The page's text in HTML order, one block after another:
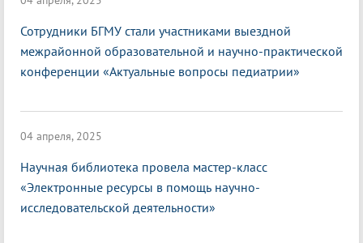
Сотрудники БГМУ стали участниками выездной
межрайонной образовательной и научно-практической
конференции «Актуальные вопросы педиатрии»
04 апреля, 2025
Научная библиотека провела мастер-класс
«Электронные ресурсы в помощь научно-
исследовательской деятельности»